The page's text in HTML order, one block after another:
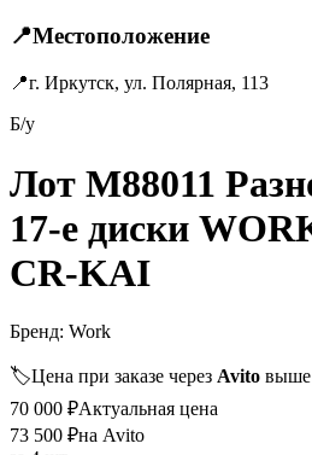
📍Местоположение
📍г. Иркутск, ул. Полярная, 113
Б/у
Лот M88011
17-е диски
CR-KAI
Бренд: Work
🏷️Цена при заказе через Avito выше
70 000 ₽Актуальная цена
73 500 ₽на Avito